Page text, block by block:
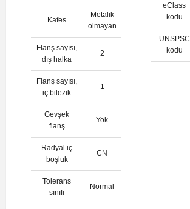
Kafes
Metalik
olmayan
Flanş sayısı,
dış halka
2
Flanş sayısı,
iç bilezik
1
Gevşek
flanş
Yok
Radyal iç
boşluk
CN
Tolerans
sınıfı
Normal
eClass
kodu
UNSPSC
kodu